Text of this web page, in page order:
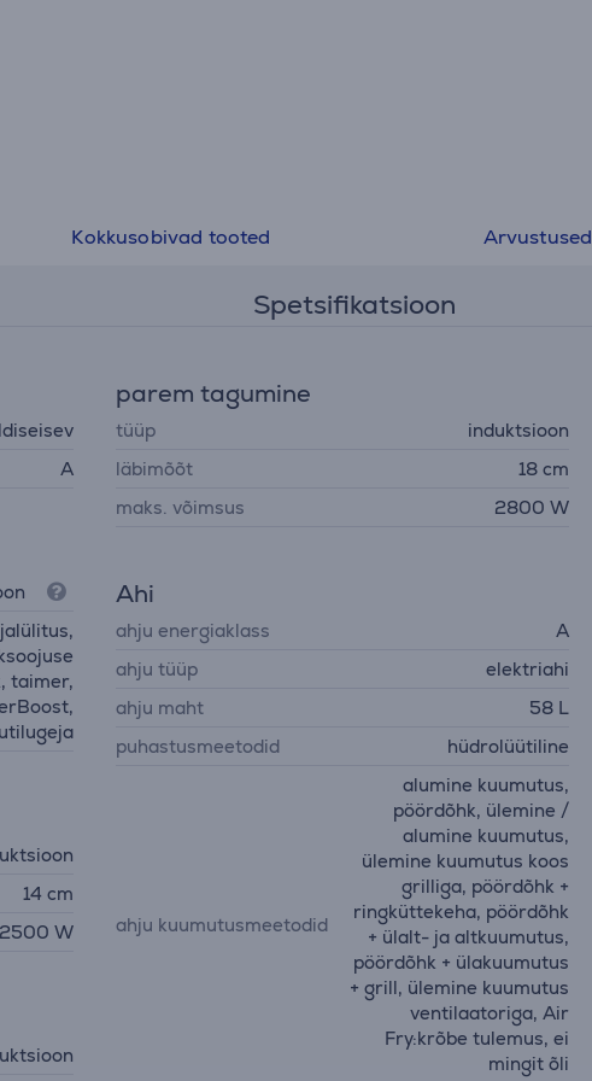
Kokkusobivad tooted Arvustused
Spetsifikatsioon
A
taimer,
14 cm
2500 W
parem tagumine
tüüp
induktsioon
läbimõõt
18 cm
maks. võimsus
2800 W
Ahi
ahju energiaklass
A
ahju tüüp
elektriahi
ahju maht
58 L
puhastusmeetodid
hüdrolüütiline
ahju kuumutusmeetodid
alumine kuumutus,
pöördõhk, ülemine /
alumine kuumutus,
ülemine kuumutus koos
grilliga, pöördõhk +
ringküttekeha, pöördõhk
+ ülalt- ja altkuumutus,
pöördõhk + ülakuumutus
+ grill, ülemine kuumutus
ventilaatoriga, Air
Fry:krõbe tulemus, ei
mingit õli